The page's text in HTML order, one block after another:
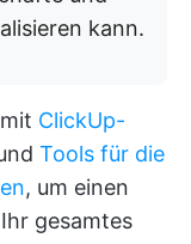
kann.
ClickUp-
Tools für die
, um einen
gesamtes